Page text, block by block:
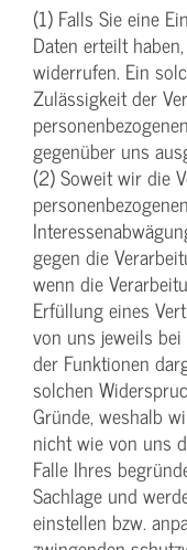
(1) Falls Sie eine
Daten erteilt
widerrufen. Ein
Zulässigkeit der
gegenüber uns
(2) Soweit wir die
gegen die
wenn die
Erfüllung eines
von uns jeweils
der Funktionen
solchen
Gründe, weshalb
nicht wie von uns
Falle Ihres
Sachlage und
einstellen bzw.